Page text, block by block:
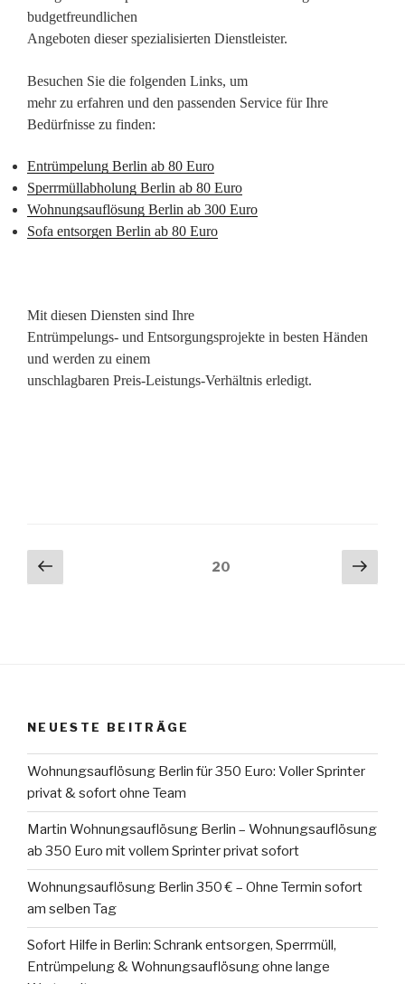
budgetfreundlichen
Angeboten dieser spezialisierten Dienstleister.
Besuchen Sie die folgenden Links, um
mehr zu erfahren und den passenden Service für Ihre
Bedürfnisse zu finden:
Entrümpelung Berlin ab 80 Euro
Sperrmüllabholung Berlin ab 80 Euro
Wohnungsauflösung Berlin ab 300 Euro
Sofa entsorgen Berlin ab 80 Euro
Mit diesen Diensten sind Ihre
Entrümpelungs- und Entsorgungsprojekte in besten Händen
und werden zu einem
unschlagbaren Preis-Leistungs-Verhältnis erledigt.
Seitennummerierung
der
Vorherige
Seite
20
NEUESTE BEITRÄGE
Wohnungsauflösung Berlin für 350 Euro: Voller Sprinter
privat & sofort ohne Team
Martin Wohnungsauflösung Berlin – Wohnungsauflösung
ab 350 Euro mit vollem Sprinter privat sofort
Wohnungsauflösung Berlin 350 € – Ohne Termin sofort
am selben Tag
Sofort Hilfe in Berlin: Schrank entsorgen, Sperrmüll,
Entrümpelung & Wohnungsauflösung ohne lange